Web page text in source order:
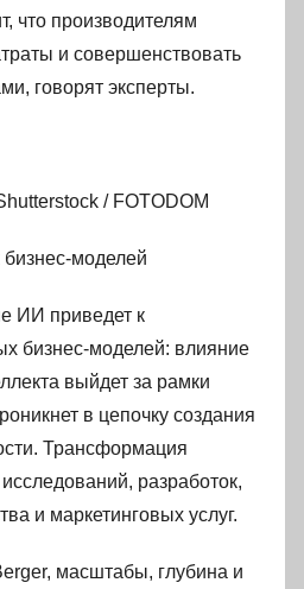
что производителям
и совершенствовать
говорят эксперты.
/ FOTODOM
моделей
ИИ приведет к
бизнес-моделей: влияние
выйдет за рамки
в цепочку создания
Трансформация
разработок,
и маркетинговых услуг.
масштабы, глубина и